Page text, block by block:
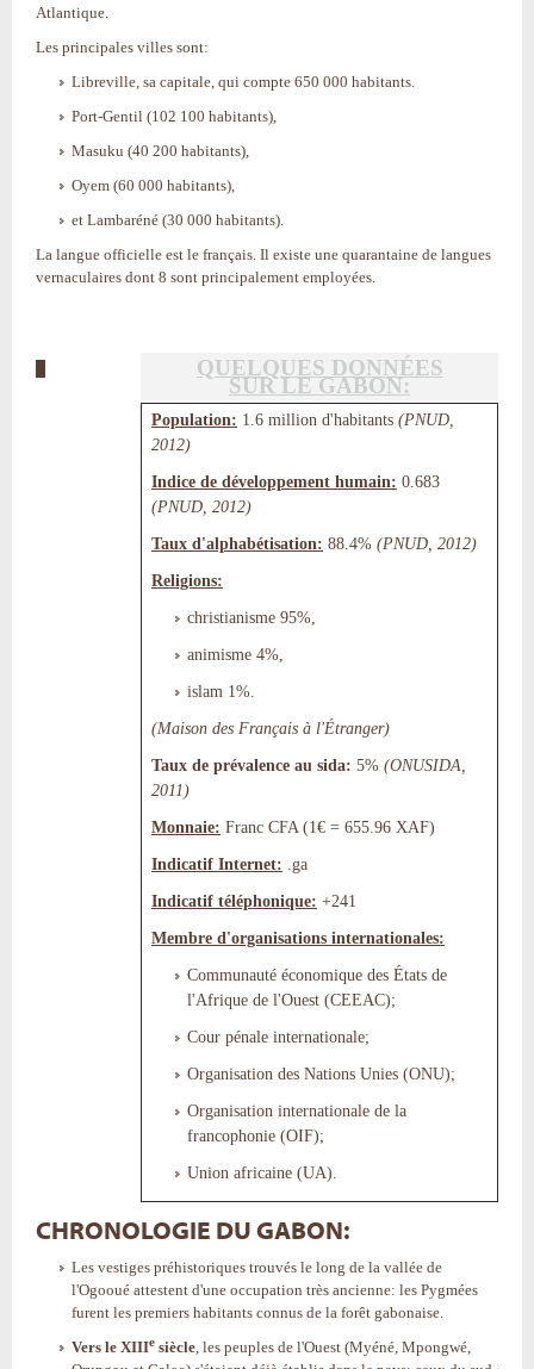
Atlantique.
Les principales villes sont:
Libreville, sa capitale, qui compte 650 000 habitants.
Port-Gentil (102 100 habitants),
Masuku (40 200 habitants),
Oyem (60 000 habitants),
et Lambaréné (30 000 habitants).
La langue officielle est le français. Il existe une quarantaine de langues
vernaculaires dont 8 sont principalement employées.
QUELQUES DONNÉES
SUR LE GABON:
Population: 1.6 million d'habitants (PNUD,
2012)
Indice de développement humain: 0.683
(PNUD, 2012)
Taux d'alphabétisation: 88.4% (PNUD, 2012)
Religions:
christianisme 95%,
animisme 4%,
islam 1%.
(Maison des Français à l'Étranger)
Taux de prévalence au sida: 5% (ONUSIDA,
2011)
Monnaie: Franc CFA (1€ = 655.96 XAF)
Indicatif Internet: .ga
Indicatif téléphonique: +241
Membre d'organisations internationales:
Communauté économique des États de
l'Afrique de l'Ouest (CEEAC);
Cour pénale internationale;
Organisation des Nations Unies (ONU);
Organisation internationale de la
francophonie (OIF);
Union africaine (UA).
CHRONOLOGIE DU GABON:
Les vestiges préhistoriques trouvés le long de la vallée de
l'Ogooué attestent d'une occupation très ancienne: les Pygmées
furent les premiers habitants connus de la forêt gabonaise.
Vers le XIIIe siècle, les peuples de l'Ouest (Myéné, Mpongwé,